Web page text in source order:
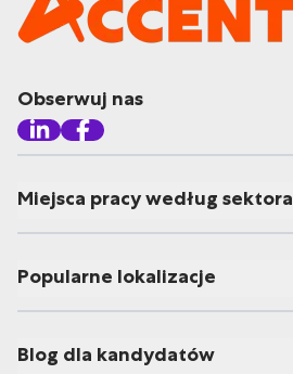
Obserwuj nas
Miejsca pracy według sektora
Popularne lokalizacje
Blog dla kandydatów